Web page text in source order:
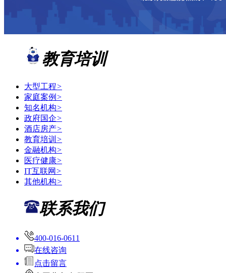
教育培训
大型工程>
家庭案例 >
知名机构>
政府国企>
酒店房产>
教育培训 >
金融机构>
医疗健康>
IT互联网 >
其他机构>
联系我们
400-016-0611
在线咨询
点击留言